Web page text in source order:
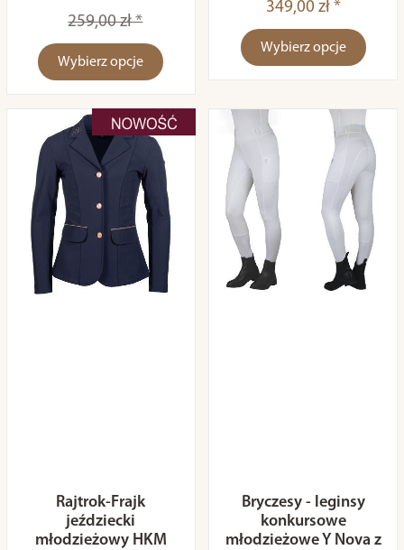
259,00 zł *
Wybierz opcje
349,00 zł *
Wybierz opcje
Rajtrok-Frajk
jeździecki
młodzieżowy HKM
Bryczesy - leginsy
konkursowe
młodzieżowe Y Nova z